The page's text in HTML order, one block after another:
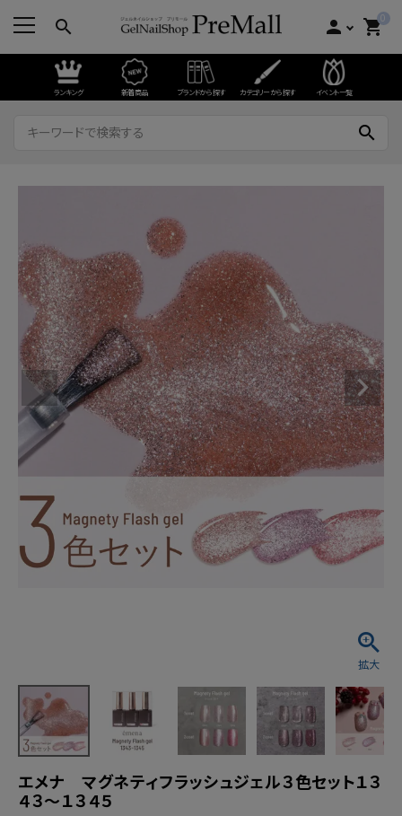
search person 0
shopping_cart
ランキング 新着商品 ブランドから探す カテゴリーから探す イベント一覧
search
エメナ マグネティフラッシュジェル３色セット１３
４３～１３４５